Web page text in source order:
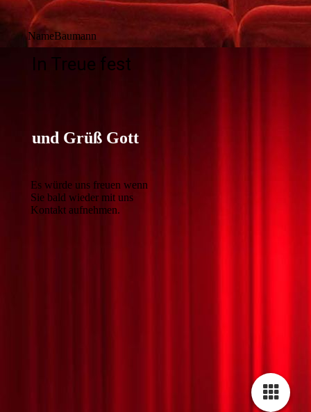
NameBaumann
In Treue fest
und Grüß Gott
Es würde uns freuen wenn
Sie bald wieder mit uns
Kontakt aufnehmen.